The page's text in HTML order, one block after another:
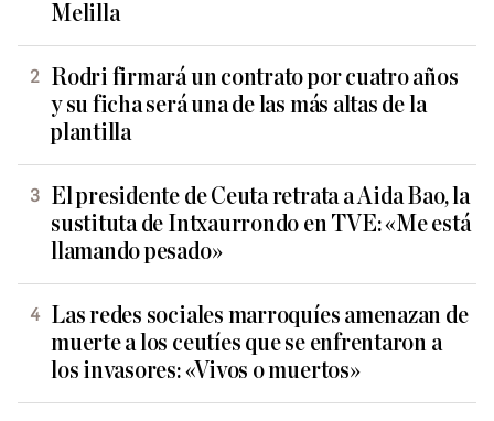
Melilla
Rodri firmará un contrato por cuatro años
y su ficha será una de las más altas de la
plantilla
El presidente de Ceuta retrata a Aida Bao, la
sustituta de Intxaurrondo en TVE: «Me está
llamando pesado»
Las redes sociales marroquíes amenazan de
muerte a los ceutíes que se enfrentaron a
los invasores: «Vivos o muertos»